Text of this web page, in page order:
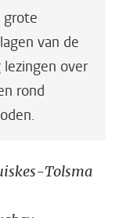
grote
van de
over
rond
Tolsma